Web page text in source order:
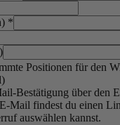
*
Positionen für den
Bestätigung über den
Mail findest du einen
auswählen kannst.